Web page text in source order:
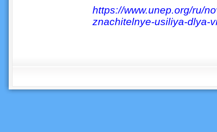
https://www.unep.org/ru/
znachitelnye-usiliya-dlya-